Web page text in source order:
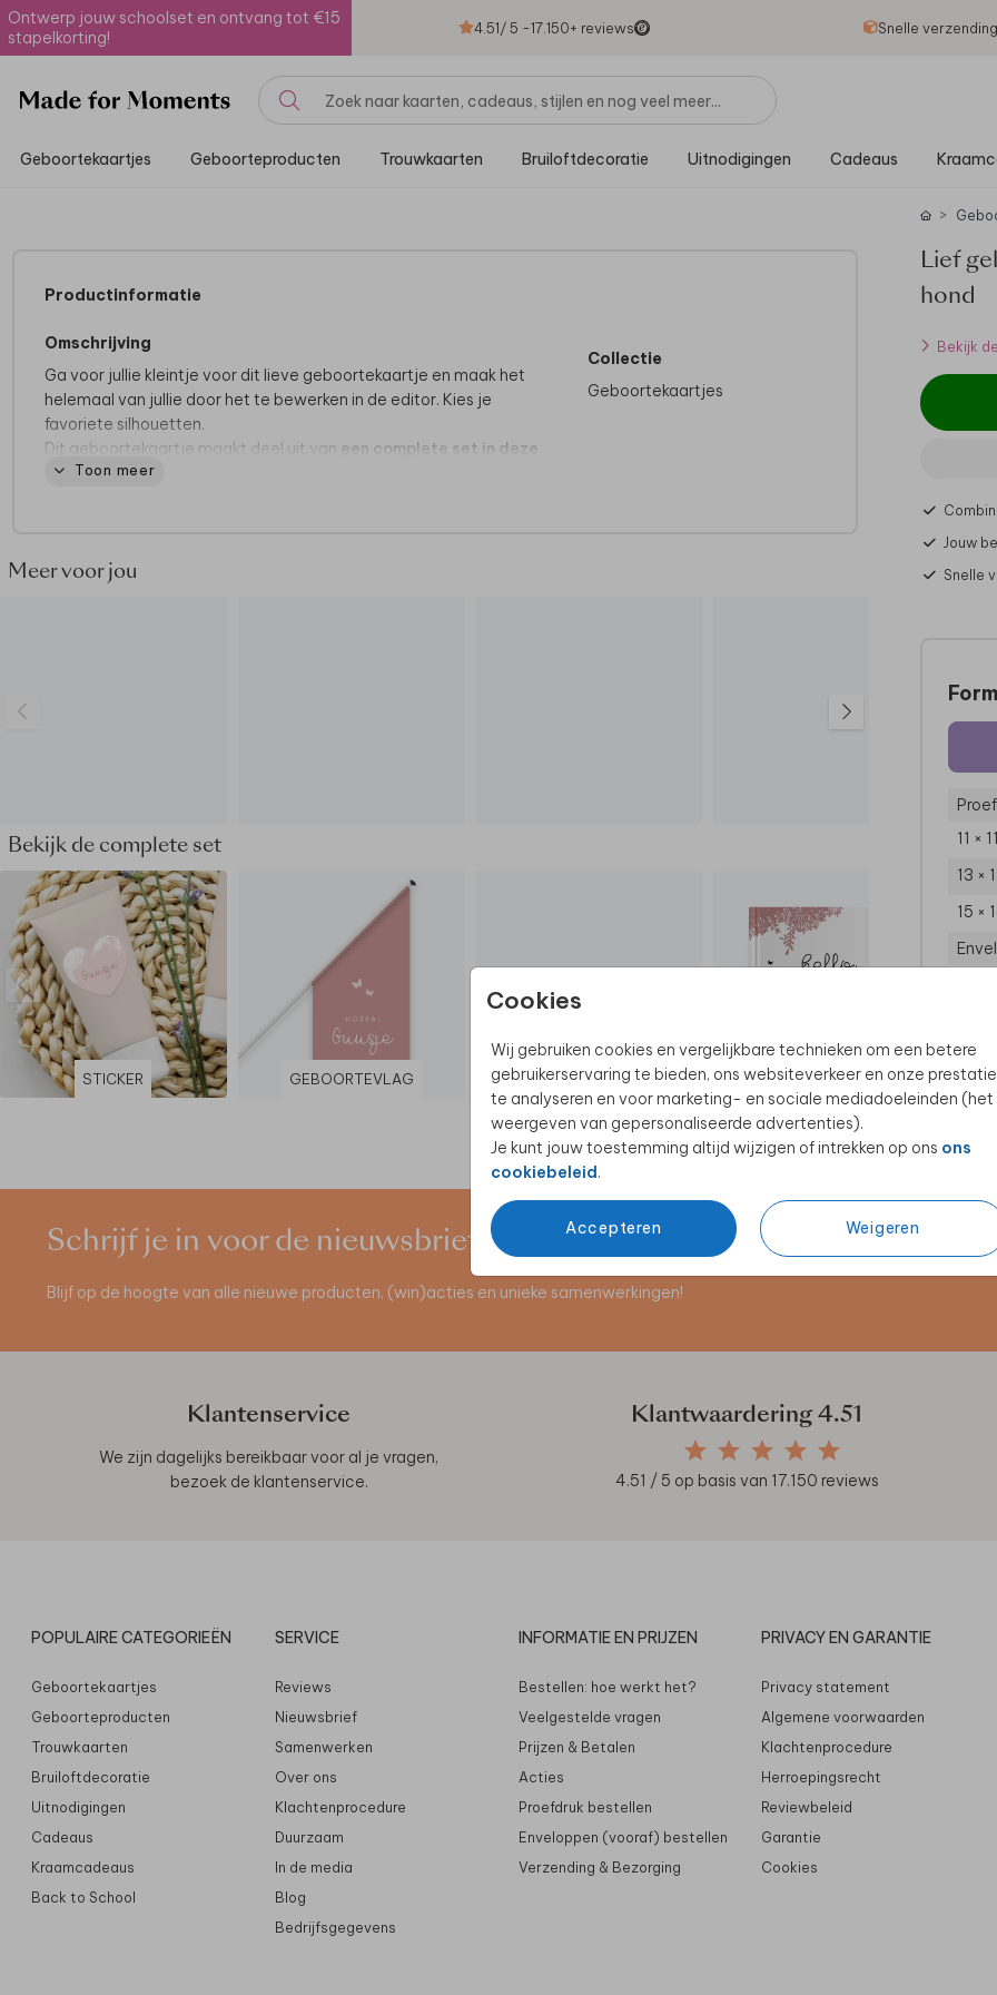
Ontwerp jouw schoolset en ontvang tot €15
stapelkorting!
4.51/ 5 -17.150+ reviews Snelle
Geboortekaartjes Geboorteproducten Trouwkaarten Bruiloftdecoratie Uitnodigingen Cadeaus
Cookies
Wij gebruiken cookies en vergelijkbare technieken om een betere
gebruikerservaring te bieden, ons websiteverkeer en onze
te analyseren en voor marketing- en sociale mediadoeleinden (het
weergeven van gepersonaliseerde advertenties).
Je kunt jouw toestemming altijd wijzigen of intrekken op ons ons
cookiebeleid.
Accepteren Weigeren
Productinformatie
Omschrijving
Ga voor jullie kleintje voor dit lieve geboortekaartje en maak het
helemaal van jullie door het te bewerken in de editor. Kies je
favoriete silhouetten.
Dit geboortekaartje maakt deel uit van een complete set in deze
stijl.Toon meer
Collectie
Geboortekaartjes
Meer voor jou
Bekijk de complete set
STICKER GEBOORTEVLAG KRAAMBORRELKAARTJE KRAAMBEZOEKBOEK
Lief
hond
Bekijk
Jouw
Snelle
11 ×
13 ×
15 ×
Schrijf je in voor de nieuwsbrief
Blijf op de hoogte van alle nieuwe producten, (win)acties en unieke samenwerkingen!
Klantenservice
We zijn dagelijks bereikbaar voor al je vragen,
bezoek de klantenservice.
Klantwaardering4.51
4.51 / 5 op basis van 17.150 reviews
POPULAIRE CATEGORIEËN
Geboortekaartjes
Geboorteproducten
Trouwkaarten
Bruiloftdecoratie
Uitnodigingen
Cadeaus
Kraamcadeaus
Back to School
SERVICE
Reviews
Nieuwsbrief
Samenwerken
Over ons
Klachtenprocedure
Duurzaam
In de media
Blog
Bedrijfsgegevens
INFORMATIE EN PRIJZEN
Bestellen: hoe werkt het?
Veelgestelde vragen
Prijzen & Betalen
Acties
Proefdruk bestellen
Enveloppen (vooraf) bestellen
Verzending & Bezorging
PRIVACY EN GARANTIE
Privacy statement
Algemene voorwaarden
Klachtenprocedure
Herroepingsrecht
Reviewbeleid
Garantie
Cookies